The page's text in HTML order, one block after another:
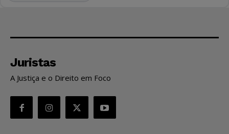
Juristas
A Justiça e o Direito em Foco